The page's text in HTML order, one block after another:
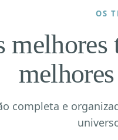
OS
melhores
melhores
completa e